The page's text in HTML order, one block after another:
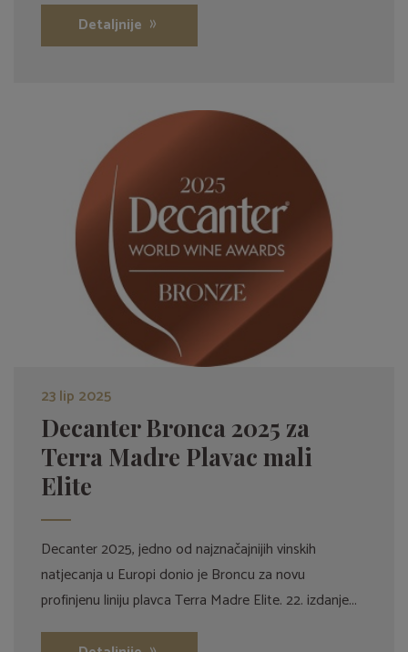
Detaljnije
23 lip 2025
Decanter Bronca 2025 za
Terra Madre Plavac mali
Elite
Decanter 2025, jedno od najznačajnijih vinskih
natjecanja u Europi donio je Broncu za novu
profinjenu liniju plavca Terra Madre Elite. 22. izdanje...